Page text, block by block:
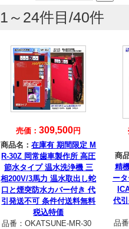
1～24件目/40件
売価：309,500円
商品名：在庫有 期間限定 M
R-30Z 岡常歯車製作所 高圧
節水タイプ 温水洗浄機 三
相200V/3馬力 温水取出し蛇
口と煙突防水カバー付き 代
引発送不可 条件付送料無料
税込特価
品番： OKATSUNE-MR-30
商
精
ー
代
品